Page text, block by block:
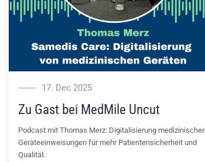
17. Dec 2025
Zu Gast bei MedMile Uncut
Podcast mit Thomas Merz: Digitalisierung medizinischer
Geräteeinweisungen für mehr Patientensicherheit und
Qualität.